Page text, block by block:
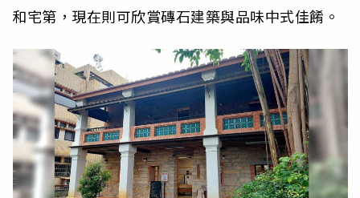
和宅第，現在則可欣賞磚石建築與品味中式佳餚。